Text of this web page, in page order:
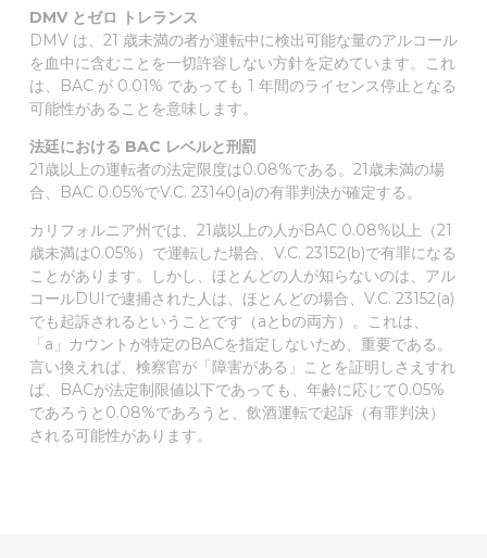
DMV とゼロ トレランス
DMV は、21 歳未満の者が運転中に検出可能な量のアルコール
を血中に含むことを一切許容しない方針を定めています。これ
は、BAC が 0.01% であっても 1 年間のライセンス停止となる
可能性があることを意味します。
法廷における BAC レベルと刑罰
21歳以上の運転者の法定限度は0.08%である。21歳未満の場
合、BAC 0.05%でV.C. 23140(a)の有罪判決が確定する。
カリフォルニア州では、21歳以上の人がBAC 0.08%以上（21
歳未満は0.05%）で運転した場合、V.C. 23152(b)で有罪になる
ことがあります。しかし、ほとんどの人が知らないのは、アル
コールDUIで逮捕された人は、ほとんどの場合、V.C. 23152(a)
でも起訴されるということです（aとbの両方）。これは、
「a」カウントが特定のBACを指定しないため、重要である。
言い換えれば、検察官が「障害がある」ことを証明しさえすれ
ば、BACが法定制限値以下であっても、年齢に応じて0.05%
であろうと0.08%であろうと、飲酒運転で起訴（有罪判決）
される可能性があります。